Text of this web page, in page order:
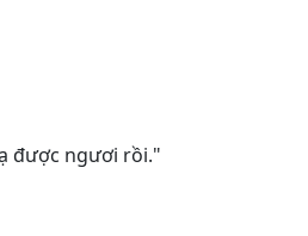
được ngươi rồi."